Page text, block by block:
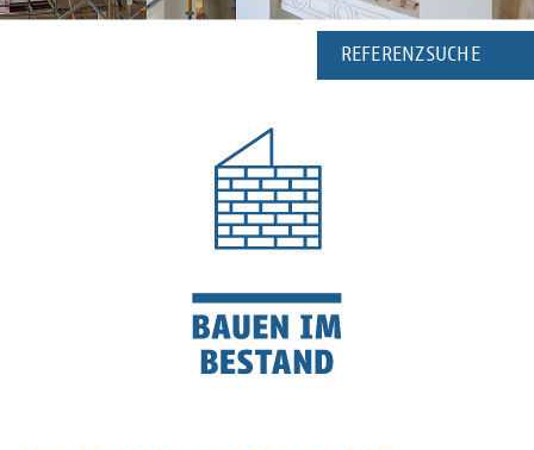
REFERENZSUCHE